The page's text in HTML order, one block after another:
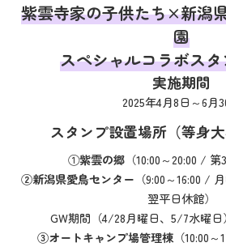
紫雲寺家の子供たち×新潟
園
スペシャルコラボス
実施期間
2025年4月8日～6月
スタンプ設置場所（等身大
①紫雲の郷 （10:00～20:00 / 第
②新潟県愛鳥センター （9:00～16:00 /
翌平日休館）
GW期間（4/28月曜日、5/7水曜日
③オートキャンプ場管理棟 （10:00